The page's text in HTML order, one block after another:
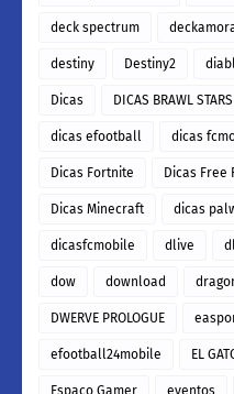
deck spectrum
destiny Destiny2
Dicas DICAS BRAWL STARS
dicas efootball dicas
Dicas Fortnite Dicas Free
Dicas Minecraft dicas
dicasfcmobile dlive
dow download
DWERVE PROLOGUE
efootball24mobile EL
Espaço Gamer eventos